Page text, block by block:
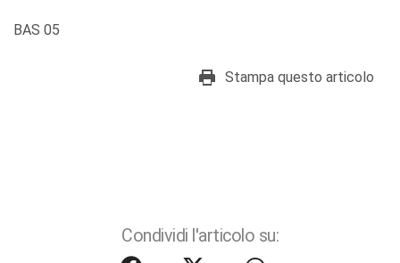
BAS 05
Stampa questo articolo
Condividi l'articolo su: